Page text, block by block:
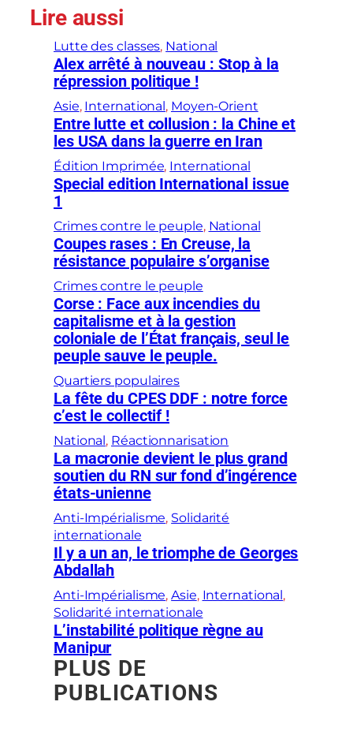
Lire aussi
Lutte des classes, National
Alex arrêté à nouveau : Stop à la
répression politique !
Asie, International, Moyen-Orient
Entre lutte et collusion : la Chine et
les USA dans la guerre en Iran
Édition Imprimée, International
Special edition International issue
1
Crimes contre le peuple, National
Coupes rases : En Creuse, la
résistance populaire s’organise
Crimes contre le peuple
Corse : Face aux incendies du
capitalisme et à la gestion
coloniale de l’État français, seul le
peuple sauve le peuple.
Quartiers populaires
La fête du CPES DDF : notre force
c’est le collectif !
National, Réactionnarisation
La macronie devient le plus grand
soutien du RN sur fond d’ingérence
états-unienne
Anti-Impérialisme, Solidarité
internationale
Il y a un an, le triomphe de Georges
Abdallah
Anti-Impérialisme, Asie, International
Solidarité internationale
L’instabilité politique règne au
Manipur
PLUS DE
PUBLICATIONS